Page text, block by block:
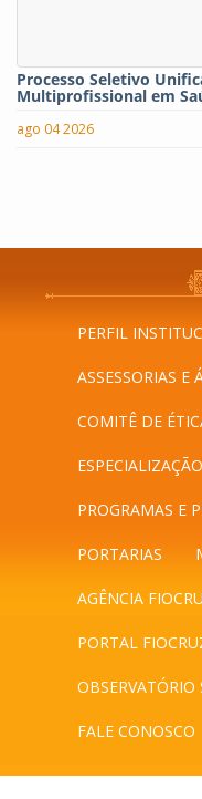
Processo Seletivo
Multiprofissional em
ago 04 2026
PERFIL
ASSESSORIAS E
COMITÊ DE
ESPECIALIZAÇÃO
PROGRAMAS E
PORTARIAS
AGÊNCIA
PORTAL
FALE CONOSCO